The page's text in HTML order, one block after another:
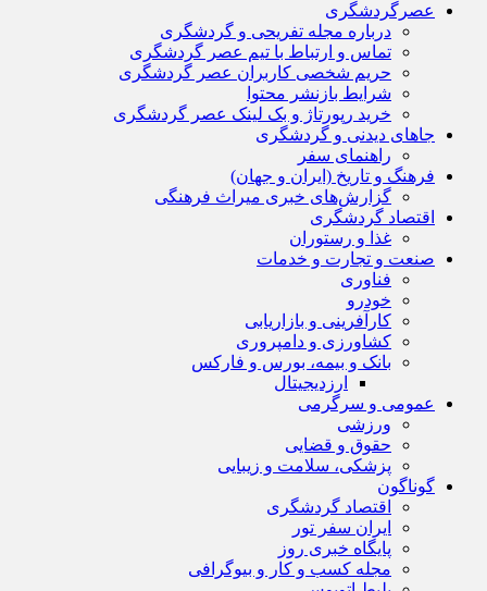
عصرگردشگری
درباره مجله تفریحی و گردشگری
تماس و ارتباط با تیم عصر گردشگری
حریم شخصی کاربران عصر گردشگری
شرایط بازنشر محتوا
خرید رپورتاژ و بک لینک عصر گردشگری
جاهای دیدنی و گردشگری
راهنمای سفر
فرهنگ و تاریخ (ایران و جهان)
گزارش‌های خبری میراث فرهنگی
اقتصاد گردشگری
غذا و رستوران
صنعت و تجارت و خدمات
فناوری
خودرو
کارآفرینی و بازاریابی
کشاورزی و دامپروری
بانک و بیمه، بورس و فارکس
ارزدیجیتال
عمومی و سرگرمی
ورزشی
حقوق و قضایی
پزشکی، سلامت و زیبایی
گوناگون
اقتصاد گردشگری
ایران سفر تور
پایگاه خبری روز
مجله کسب و کار و بیوگرافی